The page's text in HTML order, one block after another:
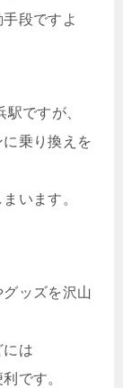
段ですよ
ですが、
乗り換えを
います。
ッズを沢山
には
です。